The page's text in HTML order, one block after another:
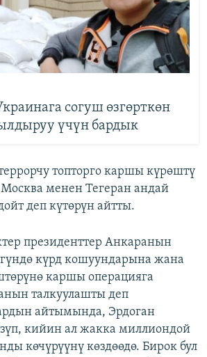
согуш өзгөрткөн
үчүн бардык
топторго каршы күрөштү
менен Тегеран андай
деп күтөрүн айтты.
президенттер Анкаранын
күрд кошуундарына жана
каршы операцияга
талкуулашты деп
айтымында, Эрдоган
кийин ал жакка миллиондой
көчүрүүнү көздөөдө. Бирок бул